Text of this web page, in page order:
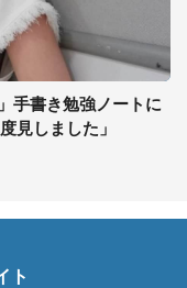
手書き勉強ノートに
見しました」
ト